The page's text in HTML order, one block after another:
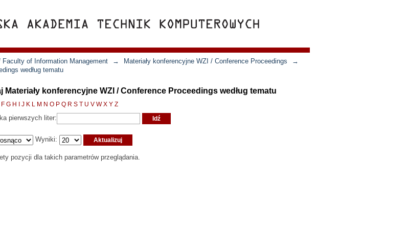
of Information Management → Materiały konferencyjne WZI / Conference Proceedings
→
według tematu
Materiały konferencyjne WZI / Conference Proceedings według tematu
F G H J K L M N O P Q R S T U V W X Y Z
pierwszych liter:
Wyniki:
pozycji dla takich parametrów przeglądania.